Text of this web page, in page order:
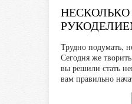
НЕСКОЛЬКО
Трудно подумать,
Сегодня же
вы решили стать
вам правильно